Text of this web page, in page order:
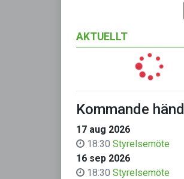
AKTUELLT
Kommande
17 aug 2026
18:30 Styrelsemöte
16 sep 2026
18:30 Styrelsemöte